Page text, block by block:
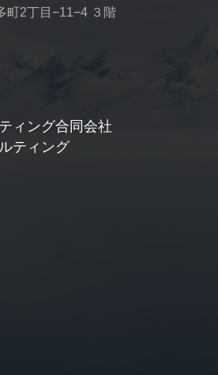
町2丁目−11−4 ３階
ィング合同会社
ティング